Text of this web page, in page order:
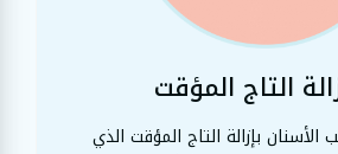
الأسنان بإزالة التاج المؤقت الذي